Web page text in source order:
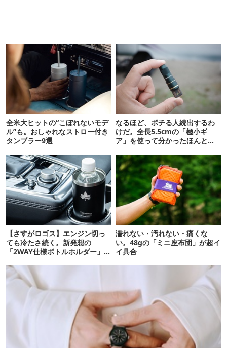
全米大ヒットの“こぼれないモデ
ル”も。おしゃれなストロー付き
タンブラー9選
なるほど、ポチる人続出するわ
けだ。全長5.5cmの「極小ギ
ア」を使って分かったほんとの
【さすがロゴス】エンジン切っ
ても冷たさ続く。新発想の
「2WAY仕様ボトルホルダー」が
濡れない・汚れない・痛くな
い。48gの「ミニ座布団」が超イ
イ具合